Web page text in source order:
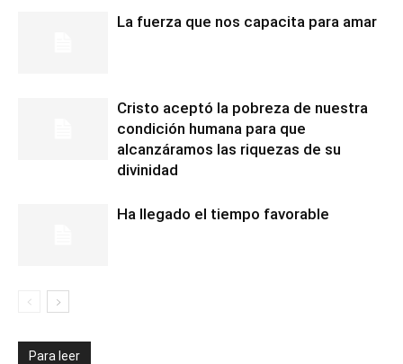
La fuerza que nos capacita para amar
Cristo aceptó la pobreza de nuestra
condición humana para que
alcanzáramos las riquezas de su
divinidad
Ha llegado el tiempo favorable
Para leer